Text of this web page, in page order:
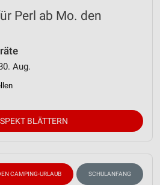
Perl ab Mo. den
Aug.
BLÄTTERN
CAMPING-URLAUB SCHULANFANG